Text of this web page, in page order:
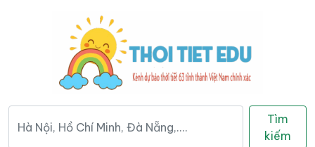
Tìm
kiếm